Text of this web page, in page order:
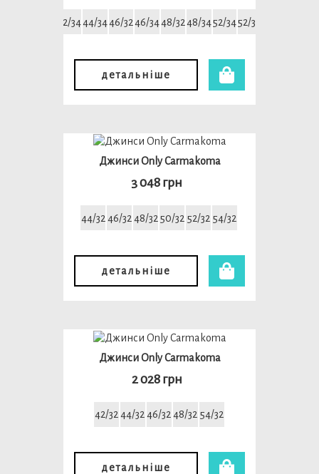
42/3444/3446/3246/3448/3248/3452/3452/32
детальніше
Джинси Only Carmakoma
3 048 грн
44/32 46/32 48/32 50/32 52/32 54/32
детальніше
Джинси Only Carmakoma
2 028 грн
42/32 44/3246/3248/32 54/32
детальніше